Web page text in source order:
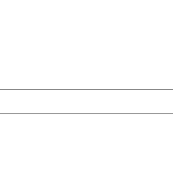
Sie suchen wollen.